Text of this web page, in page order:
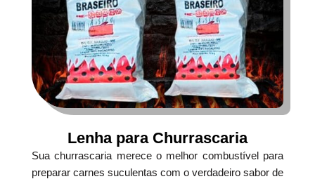
Lenha para Churrascaria
Sua churrascaria merece o melhor combustível para
preparar carnes suculentas com o verdadeiro sabor de